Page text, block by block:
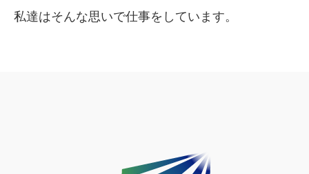
私達はそんな思いで仕事をしています。